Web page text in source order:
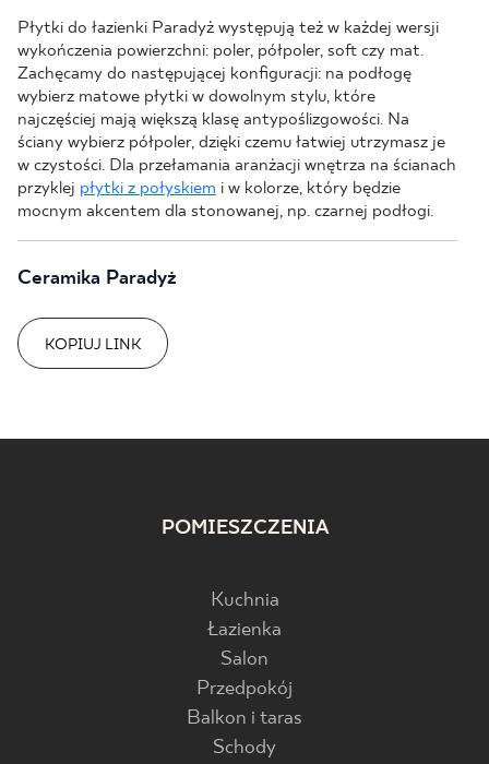
Płytki do łazienki Paradyż występują też w każdej wersji
wykończenia powierzchni: poler, półpoler, soft czy mat.
Zachęcamy do następującej konfiguracji: na podłogę
wybierz matowe płytki w dowolnym stylu, które
najczęściej mają większą klasę antypoślizgowości. Na
ściany wybierz półpoler, dzięki czemu łatwiej utrzymasz je
w czystości. Dla przełamania aranżacji wnętrza na ścianach
przyklej płytki z połyskiem i w kolorze, który będzie
mocnym akcentem dla stonowanej, np. czarnej podłogi.
Ceramika Paradyż
KOPIUJ LINK
POMIESZCZENIA
Kuchnia
Łazienka
Salon
Przedpokój
Balkon i taras
Schody